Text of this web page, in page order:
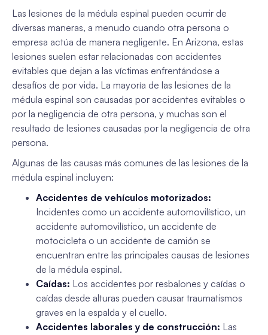
Las lesiones de la médula espinal pueden ocurrir de
diversas maneras, a menudo cuando otra persona o
empresa actúa de manera negligente. En Arizona, estas
lesiones suelen estar relacionadas con accidentes
evitables que dejan a las víctimas enfrentándose a
desafíos de por vida. La mayoría de las lesiones de la
médula espinal son causadas por accidentes evitables o
por la negligencia de otra persona, y muchas son el
resultado de lesiones causadas por la negligencia de otra
persona.
Algunas de las causas más comunes de las lesiones de la
médula espinal incluyen:
Accidentes de vehículos motorizados:
Incidentes como un accidente automovilístico, un
accidente automovilístico, un accidente de
motocicleta o un accidente de camión se
encuentran entre las principales causas de lesiones
de la médula espinal.
Caídas: Los accidentes por resbalones y caídas o
caídas desde alturas pueden causar traumatismos
graves en la espalda y el cuello.
Accidentes laborales y de construcción: Las